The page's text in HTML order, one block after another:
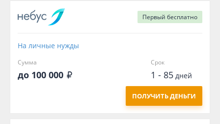
Первый бесплатно
На личные нужды
Сумма
до 100 000
Срок
1 - 85дней
ПОЛУЧИТЬ ДЕНЬГИ